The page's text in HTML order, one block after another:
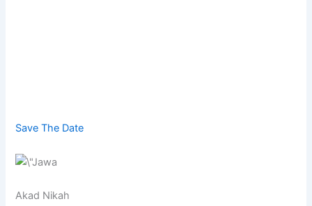
Save The Date
Akad Nikah